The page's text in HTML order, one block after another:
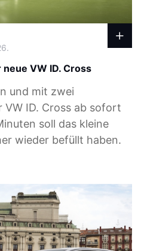
VW ID. Cross
und mit zwei
ID. Cross ab sofort
soll das kleine
wieder befüllt haben.